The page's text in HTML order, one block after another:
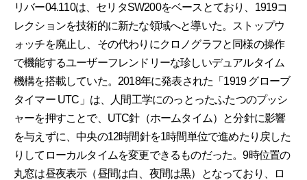
リバー04.110は、セリタSW200をベースとており、1919コ
レクションを技術的に新たな領域へと導いた。ストップウ
ォッチを廃止し、その代わりにクロノグラフと同様の操作
で機能するユーザーフレンドリーな珍しいデュアルタイム
機構を搭載していた。2018年に発表された「1919 グローブ
タイマー UTC」は、人間工学にのっとったふたつのプッシ
ャーを押すことで、UTC針（ホームタイム）と分針に影響
を与えずに、中央の12時間針を1時間単位で進めたり戻した
りしてローカルタイムを変更できるものだった。9時位置の
丸窓は昼夜表示（昼間は白、夜間は黒）となっており、ロ